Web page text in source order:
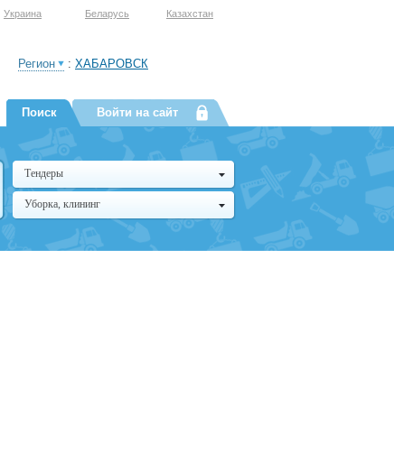
Украина Беларусь Казахстан
Регион : ХАБАРОВСК
Поиск Войти на сайт
Тендеры
Уборка, клининг